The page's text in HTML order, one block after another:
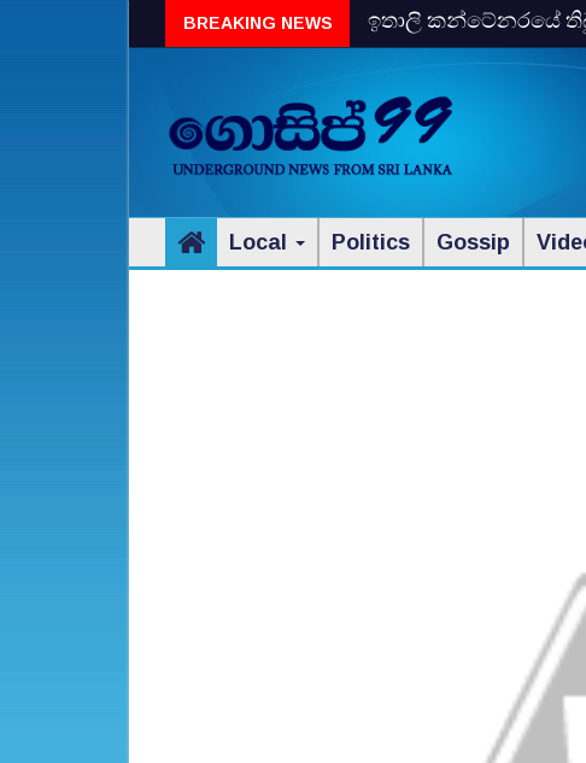
BREAKING NEWS
ඉතාලි කන්ටේනරයේ
Local Politics Gossip